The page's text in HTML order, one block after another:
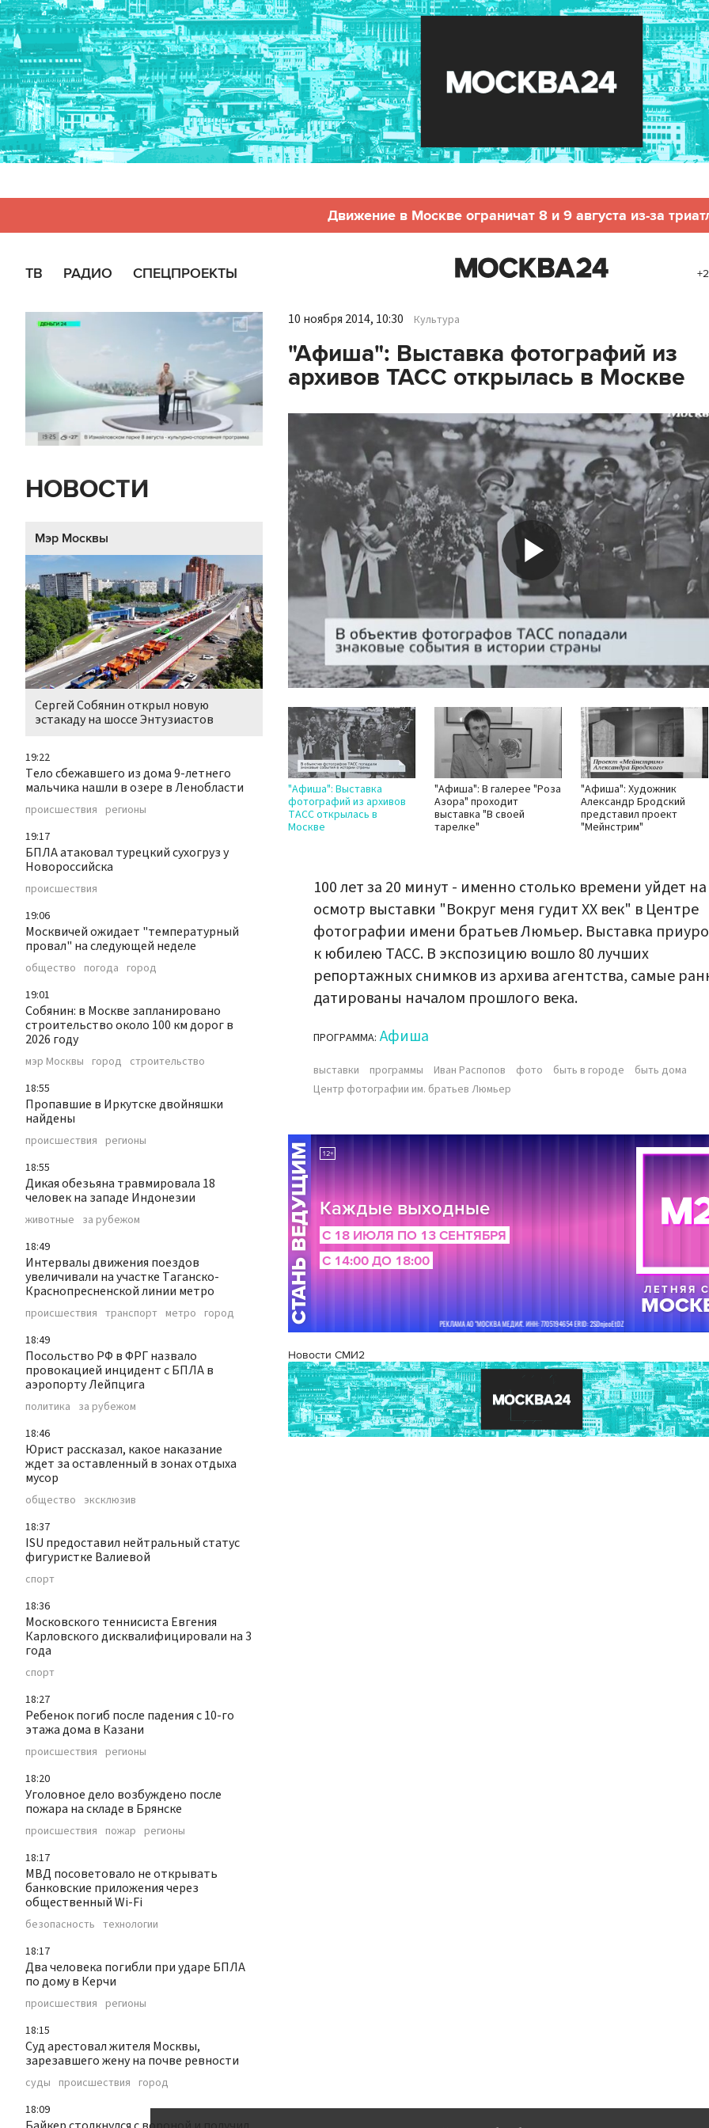
Движение в Москве ограничат 8 и 9 августа из-за
ТВ РАДИО СПЕЦПРОЕКТЫ
НОВОСТИ
Мэр Москвы
Сергей Собянин открыл новую
эстакаду на шоссе Энтузиастов
19:22
Тело сбежавшего из дома 9-летнего
мальчика нашли в озере в Ленобласти
происшествия регионы
19:17
БПЛА атаковал турецкий сухогруз у
Новороссийска
происшествия
19:06
Москвичей ожидает "температурный
провал" на следующей неделе
общество погода город
19:01
Собянин: в Москве запланировано
строительство около 100 км дорог в
2026 году
мэр Москвы город строительство
18:55
Пропавшие в Иркутске двойняшки
найдены
происшествия регионы
18:55
Дикая обезьяна травмировала 18
человек на западе Индонезии
животные за рубежом
18:49
Интервалы движения поездов
увеличивали на участке Таганско-
Краснопресненской линии метро
происшествия транспорт метро город
18:49
Посольство РФ в ФРГ назвало
провокацией инцидент с БПЛА в
аэропорту Лейпцига
политика за рубежом
18:46
Юрист рассказал, какое наказание
ждет за оставленный в зонах отдыха
мусор
общество эксклюзив
18:37
ISU предоставил нейтральный статус
фигуристке Валиевой
спорт
18:36
Московского теннисиста Евгения
Карловского дисквалифицировали на 3
года
спорт
18:27
Ребенок погиб после падения с 10-го
этажа дома в Казани
происшествия регионы
18:20
Уголовное дело возбуждено после
пожара на складе в Брянске
происшествия пожар регионы
18:17
МВД посоветовало не открывать
банковские приложения через
общественный Wi-Fi
безопасность технологии
18:17
Два человека погибли при ударе БПЛА
по дому в Керчи
происшествия регионы
18:15
Суд арестовал жителя Москвы,
зарезавшего жену на почве ревности
суды происшествия город
18:09
10 ноября 2014, 10:30 Культура
"Афиша": Выставка фотографий из
архивов ТАСС открылась в Москве
Play
Video
"Афиша": Выставка
фотографий из архивов
ТАСС открылась в
Москве
"Афиша": В галерее "Роза
Азора" проходит
выставка "В своей
тарелке"
"Афиша": Художник
Александр Бродский
представил проект
"Мейнстрим"
100 лет за 20 минут - именно столько времени уйдет на
осмотр выставки "Вокруг меня гудит XX век" в Центре
фотографии имени братьев Люмьер. Выставка
к юбилею ТАСС. В экспозицию вошло 80 лучших
репортажных снимков из архива агентства, самые
датированы началом прошлого века.
ПРОГРАММА: Афиша
выставки программы Иван Распопов фото быть в городе
быть дома
Центр фотографии им. братьев Люмьер
Новости СМИ2